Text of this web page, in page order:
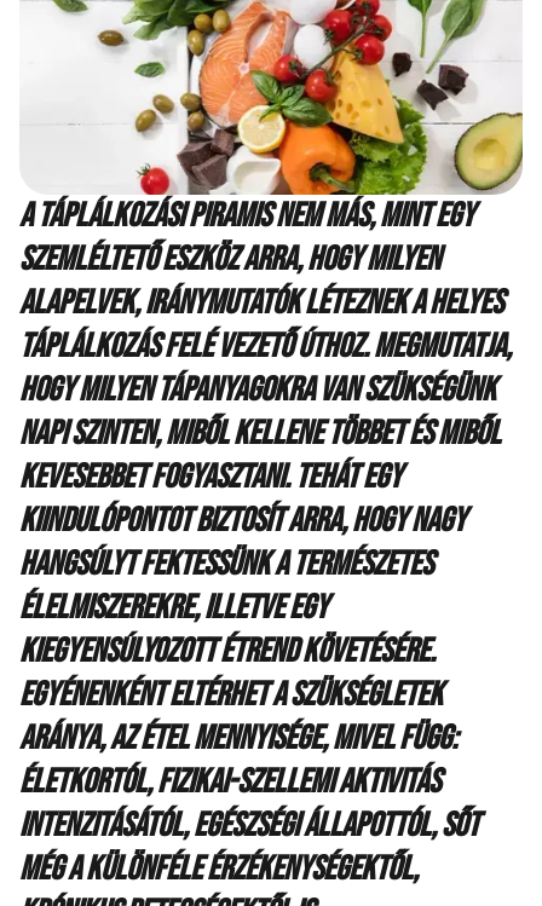
A táplálkozási piramis nem más, mint egy
szemléltető eszköz arra, hogy milyen
alapelvek, iránymutatók léteznek a helyes
táplálkozás felé vezető úthoz. Megmutatja,
hogy milyen tápanyagokra van szükségünk
napi szinten, miből kellene többet és miből
kevesebbet fogyasztani. Tehát egy
kiindulópontot biztosít arra, hogy nagy
hangsúlyt fektessünk a természetes
élelmiszerekre, illetve egy
kiegyensúlyozott étrend követésére.
Egyénenként eltérhet a szükségletek
aránya, az étel mennyisége, mivel függ:
életkortól, fizikai-szellemi aktivitás
intenzitásától, egészségi állapottól, sőt
még a különféle érzékenységektől,